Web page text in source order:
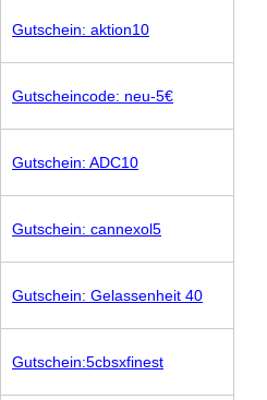
Gutschein: aktion10
Gutscheincode: neu-5€
Gutschein: ADC10
Gutschein: cannexol5
Gutschein: Gelassenheit 40
Gutschein:5cbsxfinest